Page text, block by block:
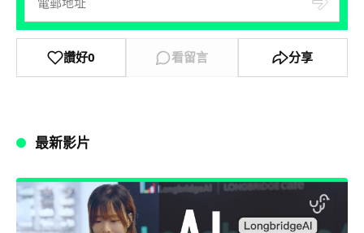
讚好0 看留言 分享
最新影片